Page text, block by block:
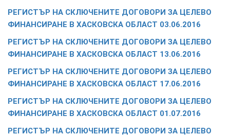
РЕГИСТЪР НА СКЛЮЧЕНИТЕ ДОГОВОРИ ЗА ЦЕЛЕВО
ФИНАНСИРАНЕ В ХАСКОВСКА ОБЛАСТ 03.06.2016
РЕГИСТЪР НА СКЛЮЧЕНИТЕ ДОГОВОРИ ЗА ЦЕЛЕВО
ФИНАНСИРАНЕ В ХАСКОВСКА ОБЛАСТ 13.06.2016
РЕГИСТЪР НА СКЛЮЧЕНИТЕ ДОГОВОРИ ЗА ЦЕЛЕВО
ФИНАНСИРАНЕ В ХАСКОВСКА ОБЛАСТ 17.06.2016
РЕГИСТЪР НА СКЛЮЧЕНИТЕ ДОГОВОРИ ЗА ЦЕЛЕВО
ФИНАНСИРАНЕ В ХАСКОВСКА ОБЛАСТ 01.07.2016
РЕГИСТЪР НА СКЛЮЧЕНИТЕ ДОГОВОРИ ЗА ЦЕЛЕВО